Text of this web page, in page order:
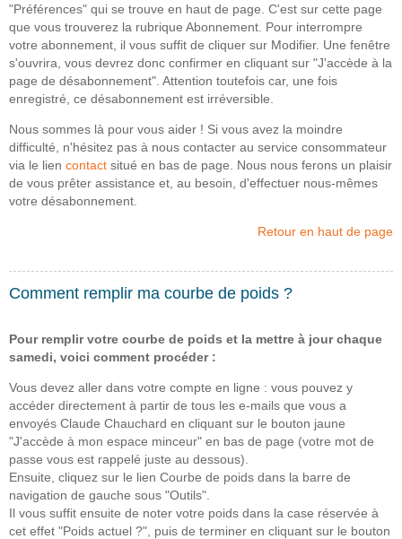
"Préférences" qui se trouve en haut de page. C'est sur cette page
que vous trouverez la rubrique Abonnement. Pour interrompre
votre abonnement, il vous suffit de cliquer sur Modifier. Une fenêtre
s'ouvrira, vous devrez donc confirmer en cliquant sur "J'accède à la
page de désabonnement". Attention toutefois car, une fois
enregistré, ce désabonnement est irréversible.
Nous sommes là pour vous aider ! Si vous avez la moindre
difficulté, n'hésitez pas à nous contacter au service consommateur
via le lien contact situé en bas de page. Nous nous ferons un plaisir
de vous prêter assistance et, au besoin, d'effectuer nous-mêmes
votre désabonnement.
Retour en haut de page
Comment remplir ma courbe de poids ?
Pour remplir votre courbe de poids et la mettre à jour chaque
samedi, voici comment procéder :
Vous devez aller dans votre compte en ligne : vous pouvez y
accéder directement à partir de tous les e-mails que vous a
envoyés Claude Chauchard en cliquant sur le bouton jaune
"J'accède à mon espace minceur" en bas de page (votre mot de
passe vous est rappelé juste au dessous).
Ensuite, cliquez sur le lien Courbe de poids dans la barre de
navigation de gauche sous "Outils".
Il vous suffit ensuite de noter votre poids dans la case réservée à
cet effet "Poids actuel ?", puis de terminer en cliquant sur le bouton